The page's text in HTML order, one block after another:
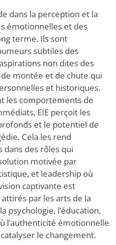
dans la perception et la
émotionnelles et des
terme. Ils sont
subtiles des
non dites des
montée et de chute qui
et historiques.
les comportements de
EIE perçoit les
et le potentiel de
Cela les rend
des rôles qui
motivée par
et leadership où
captivante est
par les arts de la
psychologie, l’éducation,
l’authenticité émotionnelle
le changement.